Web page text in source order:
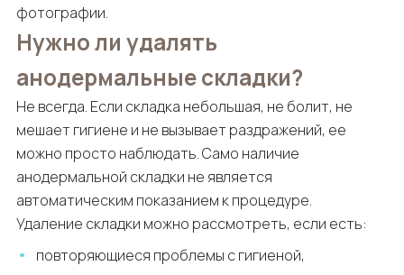
фотографии.
Нужно ли удалять
анодермальные складки?
Не всегда. Если складка небольшая, не болит, не
мешает гигиене и не вызывает раздражений, ее
можно просто наблюдать. Само наличие
анодермальной складки не является
автоматическим показанием к процедуре.
Удаление складки можно рассмотреть, если есть:
повторяющиеся проблемы с гигиеной,